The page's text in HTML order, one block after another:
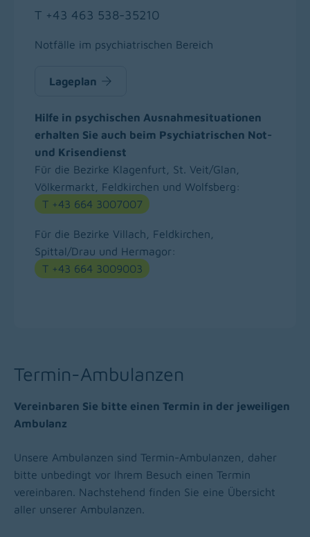
T +43 463 538-35210
Notfälle im psychiatrischen Bereich
Lageplan
Hilfe in psychischen Ausnahmesituationen
erhalten Sie auch beim Psychiatrischen Not-
und Krisendienst
Für die Bezirke Klagenfurt, St. Veit/Glan,
Völkermarkt, Feldkirchen und Wolfsberg:
T +43 664 3007007
Für die Bezirke Villach, Feldkirchen,
Spittal/Drau und Hermagor:
T +43 664 3009003
Termin-Ambulanzen
Vereinbaren Sie bitte einen Termin in der jeweiligen
Ambulanz
Unsere Ambulanzen sind Termin-Ambulanzen, daher
bitte unbedingt vor Ihrem Besuch einen Termin
vereinbaren. Nachstehend finden Sie eine Übersicht
aller unserer Ambulanzen.